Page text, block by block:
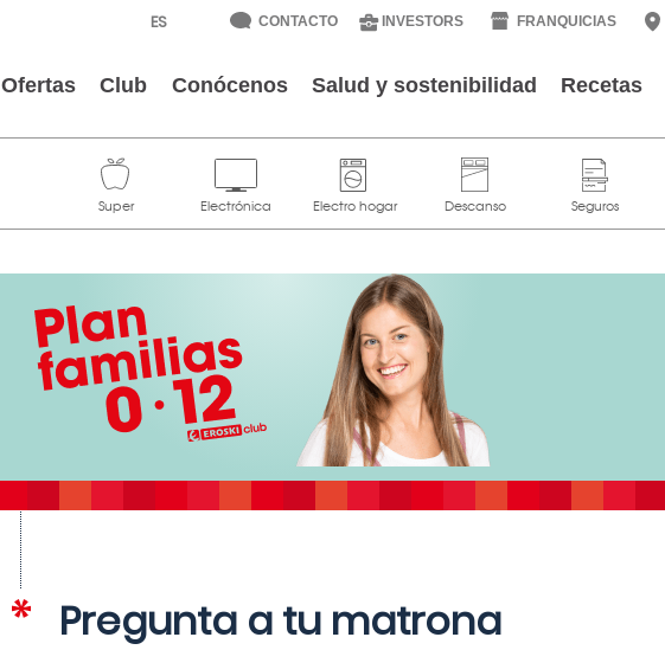
CONTACTO INVESTORS FRANQUICIAS
Ofertas Club Conócenos Salud y sostenibilidad Recetas
Pregunta a tu matrona